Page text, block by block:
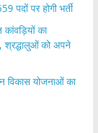
पदों पर होगी भर्ती
का
श्रद्धालुओं को अपने
विकास योजनाओं का